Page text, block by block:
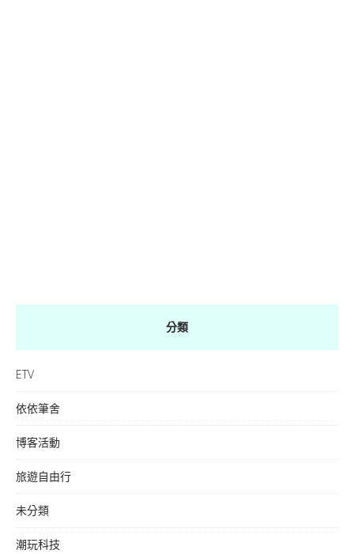
分類
ETV
依依筆舍
博客活動
旅遊自由行
未分類
潮玩科技